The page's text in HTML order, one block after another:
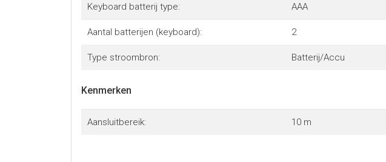
Keyboard batterij type: AAA
Aantal batterijen (keyboard): 2
Type stroombron: Batterij/Accu
Kenmerken
Aansluitbereik: 10 m